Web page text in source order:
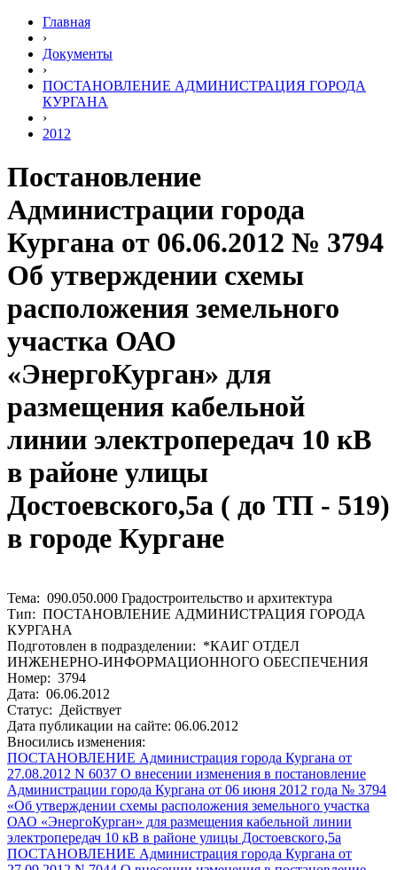
Главная
›
Документы
›
ПОСТАНОВЛЕНИЕ АДМИНИСТРАЦИЯ ГОРОДА
КУРГАНА
›
2012
Постановление
Администрации города
Кургана от 06.06.2012 № 3794
Об утверждении схемы
расположения земельного
участка ОАО
«ЭнергоКурган» для
размещения кабельной
линии электропередач 10 кВ
в районе улицы
Достоевского,5а ( до ТП - 519)
в городе Кургане
Тема: 090.050.000 Градостроительство и архитектура
Тип: ПОСТАНОВЛЕНИЕ АДМИНИСТРАЦИЯ ГОРОДА
КУРГАНА
Подготовлен в подразделении: *КАИГ ОТДЕЛ
ИНЖЕНЕРНО-ИНФОРМАЦИОННОГО ОБЕСПЕЧЕНИЯ
Номер: 3794
Дата: 06.06.2012
Статус: Действует
Дата публикации на сайте: 06.06.2012
Вносились изменения:
ПОСТАНОВЛЕНИЕ Администрация города Кургана от
27.08.2012 N 6037 О внесении изменения в постановление
Администрации города Кургана от 06 июня 2012 года № 3794
«Об утверждении схемы расположения земельного участка
ОАО «ЭнергоКурган» для размещения кабельной линии
электропередач 10 кВ в районе улицы Достоевского,5а
ПОСТАНОВЛЕНИЕ Администрация города Кургана от